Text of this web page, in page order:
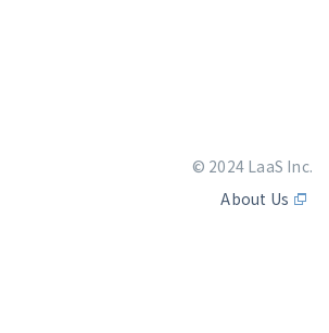
© 2024 LaaS Inc.
About Us